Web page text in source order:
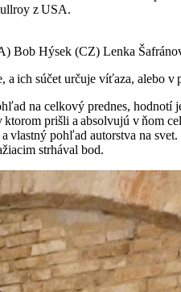
z USA.
Bob Hýsek (CZ) Lenka
ich súčet určuje víťaza, alebo
na celkový prednes,
prišli a absolvujú v ňom
vlastný pohľad autorstva na
strhával bod.